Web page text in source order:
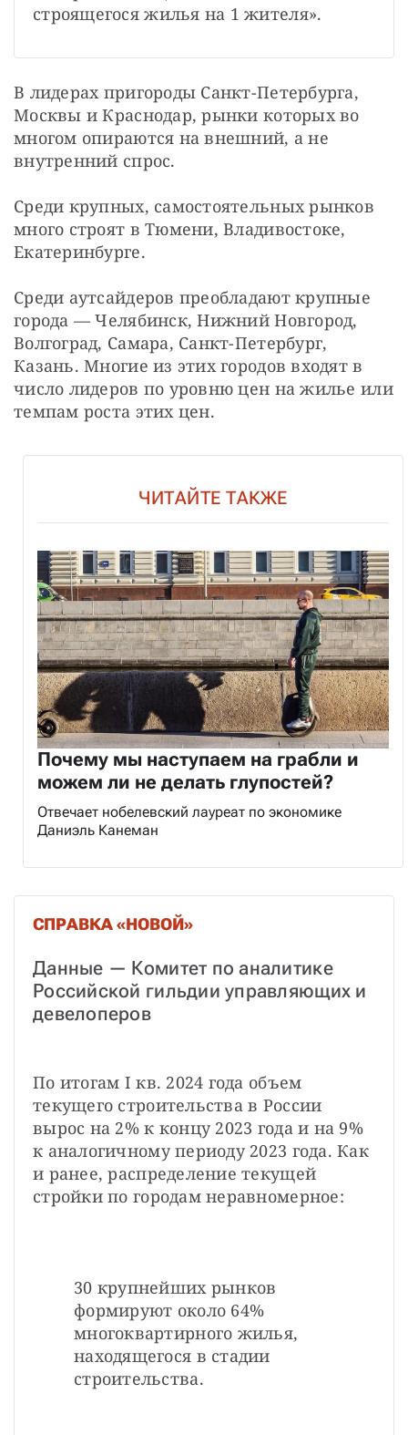
строящегося жилья на 1 жителя».
В лидерах пригороды Санкт-Петербурга,
Москвы и Краснодар, рынки которых во
многом опираются на внешний, а не
внутренний спрос.
Среди крупных, самостоятельных рынков
много строят в Тюмени, Владивостоке,
Екатеринбурге.
Среди аутсайдеров преобладают крупные
города — Челябинск, Нижний Новгород,
Волгоград, Самара, Санкт-Петербург,
Казань. Многие из этих городов входят в
число лидеров по уровню цен на жилье или
темпам роста этих цен.
ЧИТАЙТЕ ТАКЖЕ
Почему мы наступаем на грабли и
можем ли не делать глупостей?
Отвечает нобелевский лауреат по экономике
Даниэль Канеман
СПРАВКА «НОВОЙ»
Данные — Комитет по аналитике
Российской гильдии управляющих и
девелоперов
По итогам I кв. 2024 года объем
текущего строительства в России
вырос на 2% к концу 2023 года и на 9%
к аналогичному периоду 2023 года. Как
и ранее, распределение текущей
стройки по городам неравномерное:
30 крупнейших рынков
формируют около 64%
многоквартирного жилья,
находящегося в стадии
строительства.